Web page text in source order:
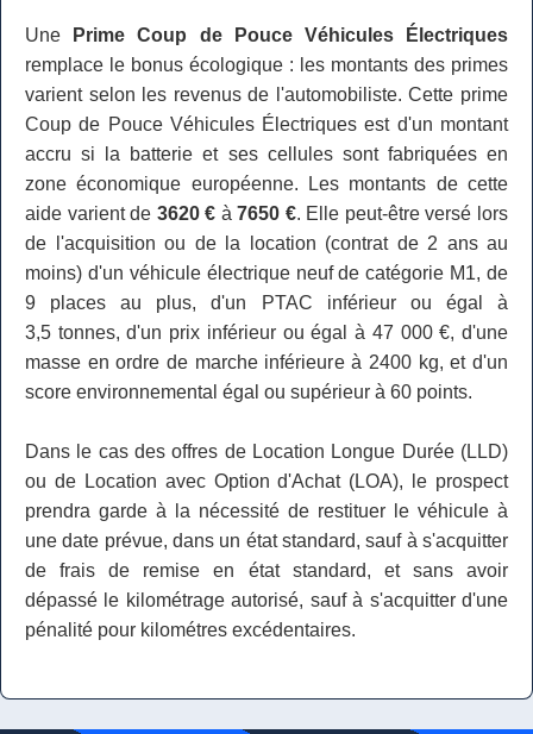
Une
Prime Coup de Pouce Véhicules Électriques
remplace le bonus écologique : les montants des primes
varient selon les revenus de l'automobiliste. Cette prime
Coup de Pouce Véhicules Électriques est d'un montant
accru si la batterie et ses cellules sont fabriquées en
zone économique européenne. Les montants de cette
aide varient de 3620 € à7650 €. Elle peut-être versé lors
de l'acquisition ou de la location (contrat de 2 ans au
moins) d'un véhicule électrique neuf de catégorie M1, de
9 places au plus, d'un PTAC inférieur ou égal à
3,5 tonnes, d'un prix inférieur ou égal à 47 000 €, d'une
masse en ordre de marche inférieure à 2400 kg, et d'un
score environnemental égal ou supérieur à 60 points.
Dans le cas des offres de Location Longue Durée (LLD)
ou de Location avec Option d'Achat (LOA), le prospect
prendra garde à la nécessité de restituer le véhicule à
une date prévue, dans un état standard, sauf à s'acquitter
de frais de remise en état standard, et sans avoir
dépassé le kilométrage autorisé, sauf à s'acquitter d'une
pénalité pour kilométres excédentaires.